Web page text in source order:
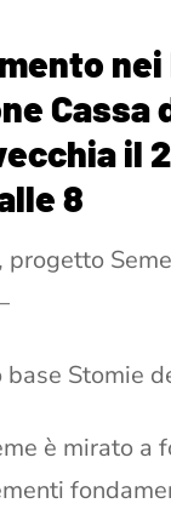
Cassa
il
8
progetto
Stomie
è mirato a